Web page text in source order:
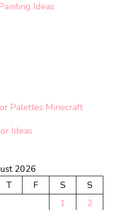
Ideas
Palettes Minecraft
Ideas
2026
T F S
S
1
2